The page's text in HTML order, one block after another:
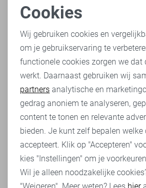
veelzijdigheid, waardoor ze een
elke gelegenheid. Van een formele
een relaxte avond uit met vrienden,
zowel stijl als comfort. De sleutel tot
Ichi broek ligt in de keuze van de
bovenkleding. Voor een zakelijke
broek met eenIchi blouseen pumps,
casual uitje kunt kiezen voor een
Kies je voor de Ichi broek van het
zeker dat je een broek in de kast hebt
Comfort en kwaliteit gaan
Elke Ichi broek is vervaardigd met
en kwaliteit, gebruikmakend van
zowel zacht aanvoelen als lang
Noodzakelijke cookies
Personalisatie cookies
Analytische cookies
Marketing cookies
Cookies
Wij gebruiken cookies en
om je gebruikservaring te
functionele cookies zorgen we dat
werkt. Daarnaast gebruiken wij
partners analytische en
gedrag anoniem te analyseren,
content te tonen en relevante
bieden. Je kunt zelf bepalen welke
accepteert. Klik op "Accepteren"
kies "Instellingen" om je
Wil je alleen noodzakelijke